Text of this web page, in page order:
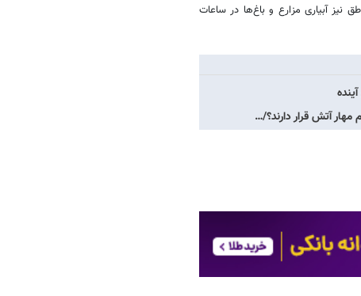
آبیاری مزارع و باغ‌ها در ساعات
آتش قرار دارند؟/…